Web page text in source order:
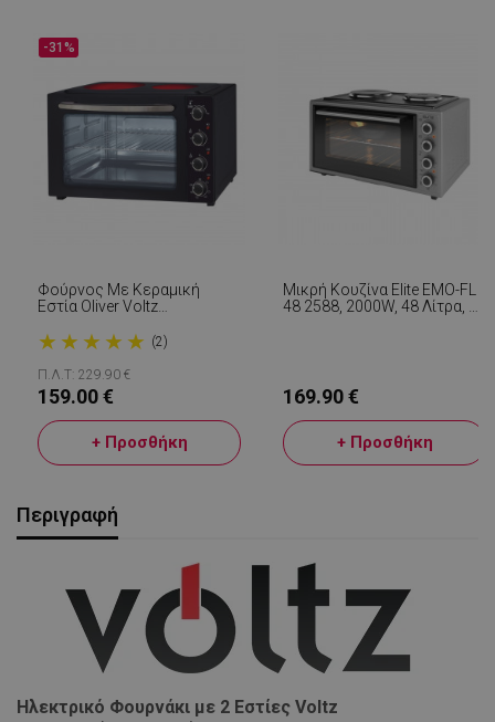
Φούρνος Με Κεραμική
Εστία Oliver Voltz
90-230C, Ανεμιστήρας,
★ ★ ★ ★ ★ (2)
-31%
Π.Λ.Τ: 229.90 €
159.00 €
+ Προσθήκη
Μικρή Κουζίνα Elite EMO-FL
48 2588, 2000W, 48 Λίτρα, 3
169.90 €
+ Προσθήκη
Περιγραφή
Ηλεκτρικό Φουρνάκι με 2 Εστίες Voltz